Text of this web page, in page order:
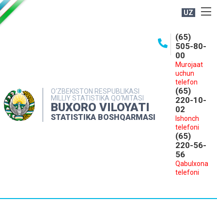
UZ
O‘ZBEKISTON RESPUBLIKASI
MILLIY STATISTIKA QO‘MITASI
BUXORO VILOYATI
STATISTIKA BOSHQARMASI
(65)
505-80-
00
Murojaat
uchun
telefon
(65)
220-10-
02
Ishonch
telefoni
(65)
220-56-
56
Qabulxona
telefoni
MATBUOT XIZMATI
MUROJAATLAR